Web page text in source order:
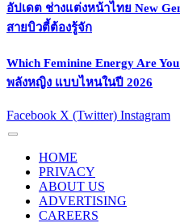
อัปเดต ช่างแต่งหน้าไทย New
สายบิวตี้ต้องรู้จัก
Which Feminine Energy Are
พลังหญิง แบบไหนในปี 2026
Facebook X (Twitter) Instagram
HOME
PRIVACY
ABOUT US
ADVERTISING
CAREERS